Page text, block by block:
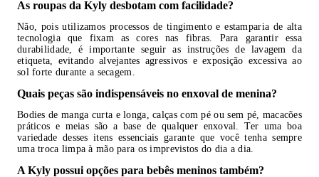
As roupas da Kyly desbotam com facilidade?
Não, pois utilizamos processos de tingimento e estamparia de alta
tecnologia que fixam as cores nas fibras. Para garantir essa
durabilidade, é importante seguir as instruções de lavagem da
etiqueta, evitando alvejantes agressivos e exposição excessiva ao
sol forte durante a secagem.
Quais peças são indispensáveis no enxoval de menina?
Bodies de manga curta e longa, calças com pé ou sem pé, macacões
práticos e meias são a base de qualquer enxoval. Ter uma boa
variedade desses itens essenciais garante que você tenha sempre
uma troca limpa à mão para os imprevistos do dia a dia.
A Kyly possui opções para bebês meninos também?